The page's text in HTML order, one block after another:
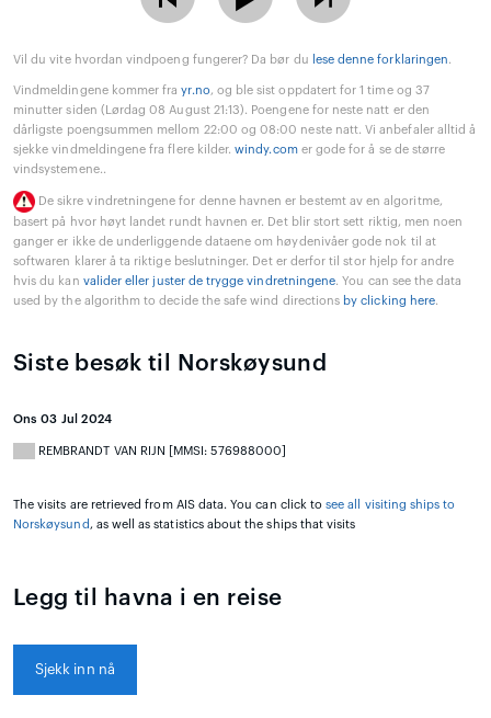
Vil du vite hvordan vindpoeng fungerer? Da bør du lese denne forklaringen.
Vindmeldingene kommer frayr.no, og ble sist oppdatert for 1 time og 37
minutter siden (Lørdag 08 August 21:13). Poengene for neste natt er den
dårligste poengsummen mellom 22:00 og 08:00 neste natt. Vi anbefaler alltid å
sjekke vindmeldingene fra flere kilder.windy.comer gode for å se de større
vindsystemene..
De sikre vindretningene for denne havnen er bestemt av en algoritme,
basert på hvor høyt landet rundt havnen er. Det blir stort sett riktig, men noen
ganger er ikke de underliggende dataene om høydenivåer gode nok til at
softwaren klarer å ta riktige beslutninger. Det er derfor til stor hjelp for andre
hvis du kan valider eller juster de trygge vindretningene. You can see the data
used by the algorithm to decide the safe wind directions by clicking here.
Siste besøk til Norskøysund
Ons 03 Jul 2024
REMBRANDT VAN RIJN [MMSI: 576988000]
The visits are retrieved from AIS data. You can click tosee all visiting ships to
Norskøysund , as well as statistics about the ships that visits
Legg til havna i en reise
Sjekk inn nå